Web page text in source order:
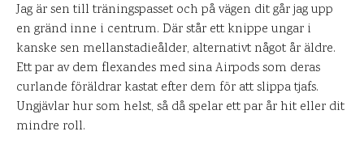
Jag är sen till träningspasset och på vägen dit går jag upp
en gränd inne i centrum. Där står ett knippe ungar i
kanske sen mellanstadieålder, alternativt något år äldre.
Ett par av dem flexandes med sina Airpods som deras
curlande föräldrar kastat efter dem för att slippa tjafs.
Ungjävlar hur som helst, så då spelar ett par år hit eller dit
mindre roll.